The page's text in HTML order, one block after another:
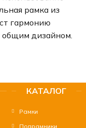
рамка из
гармонию
дизайном.
КАТАЛОГ
Рамки
Подрамники